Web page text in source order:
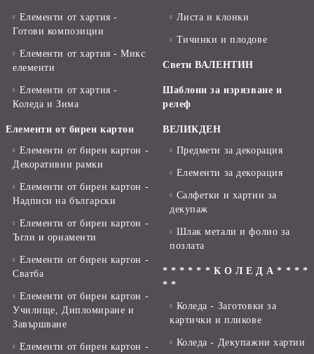
Елементи от хартия -
Готови композиции
Елементи от хартия - Микс
елементи
Елементи от хартия -
Коледа и Зима
Елементи от бирен картон
Елементи от бирен картон -
Декоративни рамки
Елементи от бирен картон -
Надписи на български
Елементи от бирен картон -
Ъгли и орнаменти
Елементи от бирен картон -
Сватба
Елементи от бирен картон -
Училище, Дипломиране и
Завършване
Елементи от бирен картон -
Листа и клонки
Тичинки и плодове
Свети ВАЛЕНТИН
Шаблони за изрязване и
релеф
ВЕЛИКДЕН
Предмети за декорация
Елементи за декорация
Салфетки и хартии за
декупаж
Шлак метали и фолио за
позлата
* * * * * * К О Л Е Д А * * * *
* *
Коледа - Заготовки за
картички и пликове
Коледа - Декупажни хартии